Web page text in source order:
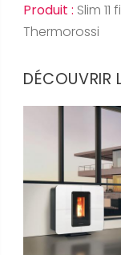
Produit : Slim
Thermorossi
DÉCOUVRIR